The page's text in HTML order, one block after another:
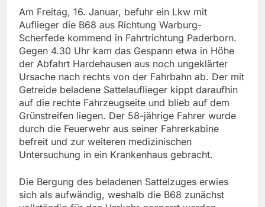
Am Freitag, 16. Januar, befuhr ein Lkw mit
Auflieger die B68 aus Richtung Warburg-
Scherfede kommend in Fahrtrichtung Paderborn.
Gegen 4.30 Uhr kam das Gespann etwa in Höhe
der Abfahrt Hardehausen aus noch ungeklärter
Ursache nach rechts von der Fahrbahn ab. Der mit
Getreide beladene Sattelauflieger kippt daraufhin
auf die rechte Fahrzeugseite und blieb auf dem
Grünstreifen liegen. Der 58-jährige Fahrer wurde
durch die Feuerwehr aus seiner Fahrerkabine
befreit und zur weiteren medizinischen
Untersuchung in ein Krankenhaus gebracht.
Die Bergung des beladenen Sattelzuges erwies
sich als aufwändig, weshalb die B68 zunächst